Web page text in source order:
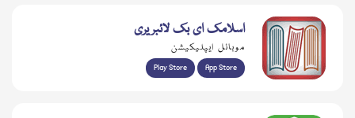
اسلامک ای بک لائبریری
موبائل ایپلیکیشن
Play Store App Store